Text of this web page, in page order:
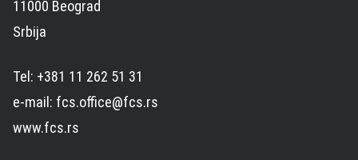
11000 Beograd
Srbija
Tel: +381 11 262 51 31
e-mail: fcs.office@fcs.rs
www.fcs.rs